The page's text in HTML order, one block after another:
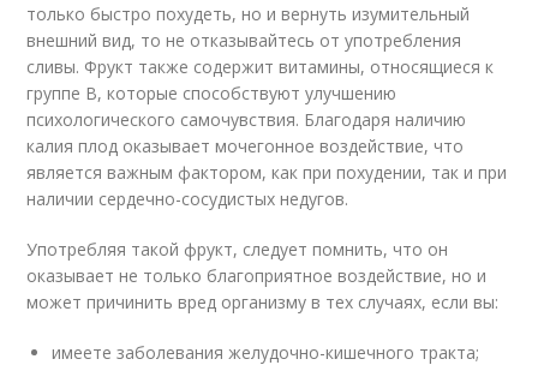
только быстро похудеть, но и вернуть изумительный
внешний вид, то не отказывайтесь от употребления
сливы. Фрукт также содержит витамины, относящиеся к
группе В, которые способствуют улучшению
психологического самочувствия. Благодаря наличию
калия плод оказывает мочегонное воздействие, что
является важным фактором, как при похудении, так и при
наличии сердечно-сосудистых недугов.
Употребляя такой фрукт, следует помнить, что он
оказывает не только благоприятное воздействие, но и
может причинить вред организму в тех случаях, если вы:
имеете заболевания желудочно-кишечного тракта;